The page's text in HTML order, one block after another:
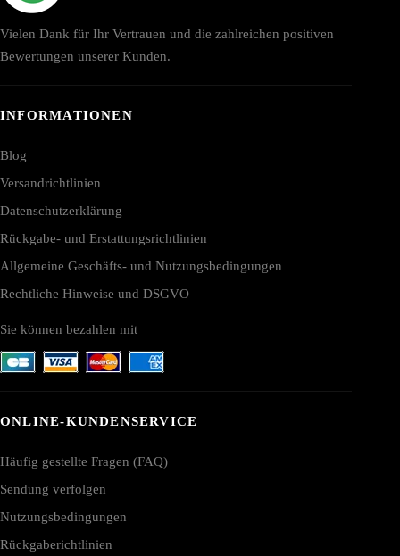
Vielen Dank für Ihr Vertrauen und die zahlreichen positiven
Bewertungen unserer Kunden.
INFORMATIONEN
Blog
Versandrichtlinien
Datenschutzerklärung
Rückgabe- und Erstattungsrichtlinien
Allgemeine Geschäfts- und Nutzungsbedingungen
Rechtliche Hinweise und DSGVO
Sie können bezahlen mit
ONLINE-KUNDENSERVICE
Häufig gestellte Fragen (FAQ)
Sendung verfolgen
Nutzungsbedingungen
Rückgaberichtlinien